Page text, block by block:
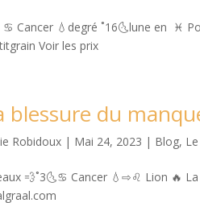
Cancer 💧degré ˚16🌜lune en ♓️
Voir les prix
blessure du
Robidoux | Mai 24, 2023 | Blog,
💨˚3🌜♋️ Cancer 💧⇨♌️ Lion 🔥